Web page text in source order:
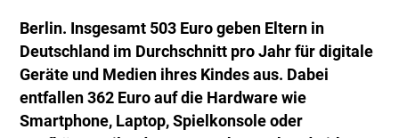
Berlin. Insgesamt 503 Euro geben Eltern in
Deutschland im Durchschnitt pro Jahr für digitale
Geräte und Medien ihres Kindes aus. Dabei
entfallen 362 Euro auf die Hardware wie
Smartphone, Laptop, Spielkonsole oder